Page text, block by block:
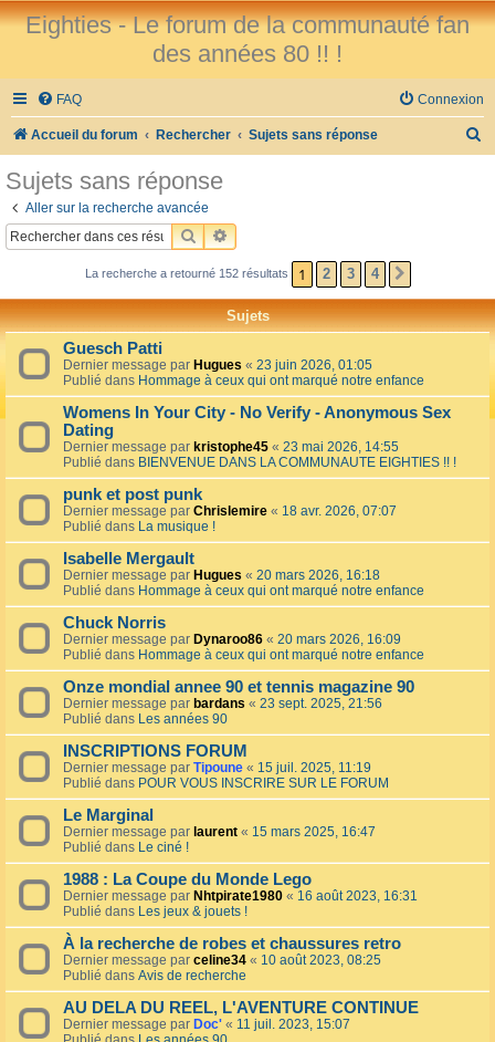
Eighties - Le forum de la communauté fan
des années 80 !! !
FAQ Connexion
Accueil du forum Rechercher Sujets sans réponse
h
r
Sujets sans réponse
Aller sur la recherche avancée
RECHERCHER
RECHERCHE AVANCÉE
La recherche a retourné 152 résultats 1 2 3 4
Sujets
Guesch Patti
Dernier message par Hugues « 23 juin 2026, 01:05
Publié dans Hommage à ceux qui ont marqué notre enfance
Womens In Your City - No Verify - Anonymous Sex
Dating
Dernier message par kristophe45 « 23 mai 2026, 14:55
Publié dans BIENVENUE DANS LA COMMUNAUTE EIGHTIES !! !
punk et post punk
Dernier message par Chrislemire « 18 avr. 2026, 07:07
Publié dans La musique !
Isabelle Mergault
Dernier message par Hugues « 20 mars 2026, 16:18
Publié dans Hommage à ceux qui ont marqué notre enfance
Chuck Norris
Dernier message par Dynaroo86 « 20 mars 2026, 16:09
Publié dans Hommage à ceux qui ont marqué notre enfance
Onze mondial annee 90 et tennis magazine 90
Dernier message par bardans « 23 sept. 2025, 21:56
Publié dans Les années 90
INSCRIPTIONS FORUM
Dernier message par Tipoune « 15 juil. 2025, 11:19
Publié dans POUR VOUS INSCRIRE SUR LE FORUM
Le Marginal
Dernier message par laurent « 15 mars 2025, 16:47
Publié dans Le ciné !
1988 : La Coupe du Monde Lego
Dernier message par Nhtpirate1980 « 16 août 2023, 16:31
Publié dans Les jeux & jouets !
À la recherche de robes et chaussures retro
Dernier message par celine34 « 10 août 2023, 08:25
Publié dans Avis de recherche
AU DELA DU REEL, L'AVENTURE CONTINUE
Dernier message par Doc' « 11 juil. 2023, 15:07